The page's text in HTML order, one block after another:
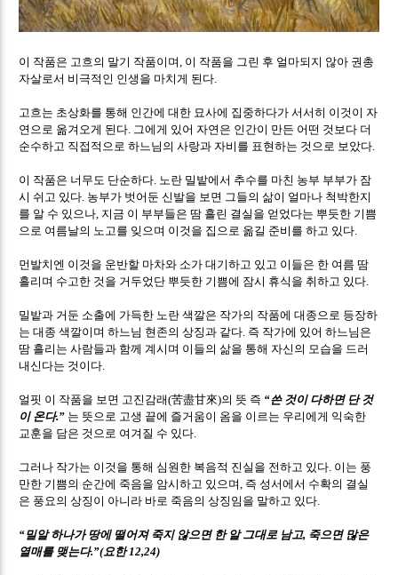
이 작품은 고흐의 말기 작품이며 이 작품을 그린 후 얼마되지 않아 권총
자살로서 비극적인 인생을 마치게 된다
고흐는 초상화를 통해 인간에 대한 묘사에 집중하다가 서서히 이것이 자
연으로 옮겨오게 된다 그에게 있어 자연은 인간이 만든 어떤 것보다 더
순수하고 직접적으로 하느님의 사랑과 자비를 표현하는 것으로 보았다
이 작품은 너무도 단순하다 노란 밀밭에서 추수를 마친 농부 부부가 잠
시 쉬고 있다 농부가 벗어둔 신발을 보면 그들의 삶이 얼마나 척박한지
를 알 수 있으나 지금 이 부부들은 땀 흘린 결실을 얻었다는 뿌듯한 기쁨
으로 여름날의 노고를 잊으며 이것을 집으로 옮길 준비를 하고 있다
먼발치엔 이것을 운반할 마차와 소가 대기하고 있고 이들은 한 여름 땀
흘리며 수고한 것을 거두었단 뿌듯한 기쁨에 잠시 휴식을 취하고 있다
밀밭과 거둔 소출에 가득한 노란 색깔은 작가의 작품에 대종으로 등장하
는 대종 색깔이며 하느님 현존의 상징과 같다 즉 작가에 있어 하느님은
땀 흘리는 사람들과 함께 계시며 이들의 삶을 통해 자신의 모습을 드러
내신다는 것이다
얼핏 이 작품을 보면 고진감래(苦盡甘來)의 뜻 즉 “쓴 것이 다하면 단 것
이 온다.” 는 뜻으로 고생 끝에 즐거움이 옴을 이르는 우리에게 익숙한
교훈을 담은 것으로 여겨질 수 있다
그러나 작가는 이것을 통해 심원한 복음적 진실을 전하고 있다 이는 풍
만한 기쁨의 순간에 죽음을 암시하고 있으며 즉 성서에서 수확의 결실
은 풍요의 상징이 아니라 바로 죽음의 상징임을 말하고 있다
“밀알 하나가 땅에 떨어져 죽지 않으면 한 알 그대로 남고, 죽으면 많은
열매를 맺는다.”(요한12,24)